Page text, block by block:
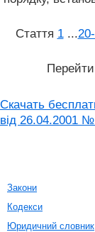
Стаття 1 ...
Перейти
Скачать
від 26.04.2001
Закони
Кодекси
Юридичний словник